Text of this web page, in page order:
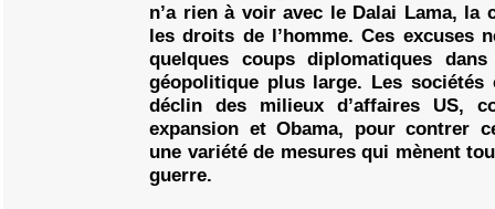
n’a rien à voir avec le Dalai Lama, la
les droits de l’homme. Ces excuses
quelques coups diplomatiques
géopolitique plus large. Les
déclin des milieux d’affaires US,
expansion et Obama, pour contrer
une variété de mesures qui mènent
guerre.